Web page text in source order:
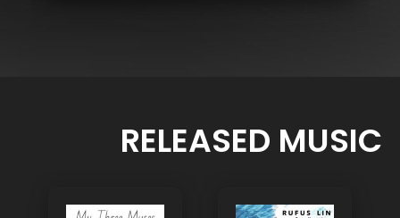
RELEASED MUSIC